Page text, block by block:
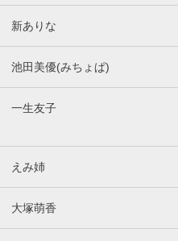
新ありな
池田美優(みちょぱ)
一生友子
えみ姉
大塚萌香